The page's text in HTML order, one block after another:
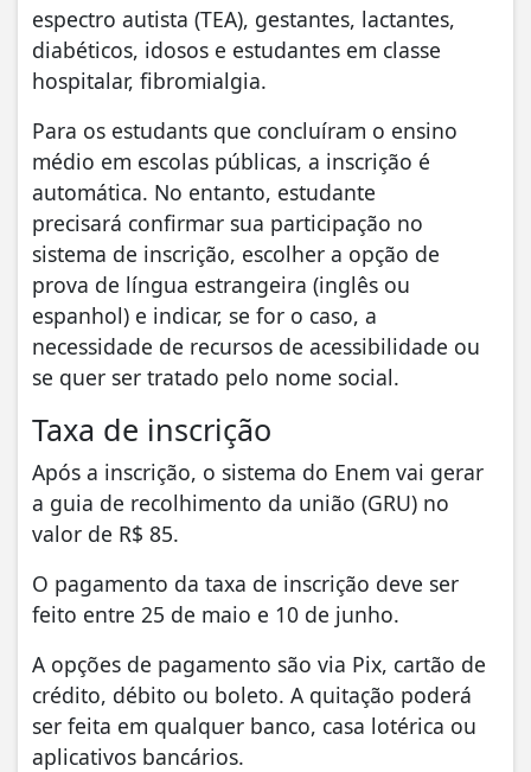
espectro autista (TEA), gestantes, lactantes,
diabéticos, idosos e estudantes em classe
hospitalar, fibromialgia.
Para os estudants que concluíram o ensino
médio em escolas públicas, a inscrição é
automática. No entanto, estudante
precisará confirmar sua participação no
sistema de inscrição, escolher a opção de
prova de língua estrangeira (inglês ou
espanhol) e indicar, se for o caso, a
necessidade de recursos de acessibilidade ou
se quer ser tratado pelo nome social.
Taxa de inscrição
Após a inscrição, o sistema do Enem vai gerar
a guia de recolhimento da união (GRU) no
valor de R$ 85.
O pagamento da taxa de inscrição deve ser
feito entre 25 de maio e 10 de junho.
A opções de pagamento são via Pix, cartão de
crédito, débito ou boleto. A quitação poderá
ser feita em qualquer banco, casa lotérica ou
aplicativos bancários.